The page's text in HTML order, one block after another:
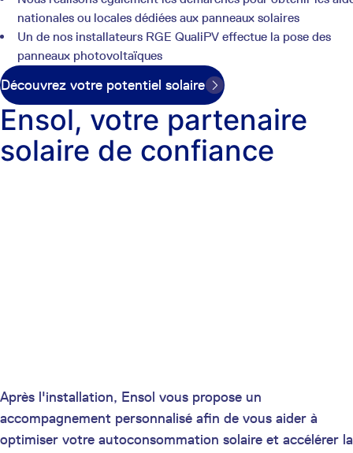
nationales ou locales dédiées aux panneaux solaires
Un de nos installateurs RGE QualiPV effectue la pose des
panneaux photovoltaïques
Découvrez votre potentiel solaire
Ensol, votre partenaire
solaire de confiance
Après l'installation, Ensol vous propose un
accompagnement personnalisé afin de vous aider à
optimiser votre autoconsommation solaire et accélérer la